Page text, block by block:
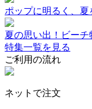
ポップに明るく、夏
夏の思い出！ビーチ
特集一覧を見る
ご利用の流れ
ネットで注文